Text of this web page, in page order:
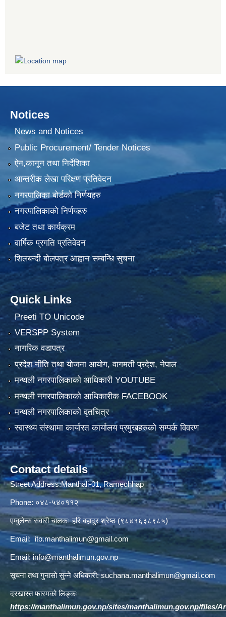
Notices
News and Notices
Public Procurement/ Tender Notices
ऐन,कानून तथा निर्देशिका
आन्तरीक लेखा परिक्षण प्रतिवेदन
नगरपालिका बोर्डको निर्णयहरु
नगरपालिकाको निर्णयहरु
बजेट तथा कार्यक्रम
वार्षिक प्रगति प्रतिवेदन
शिलबन्दी बोलपत्र आह्वान सम्बन्धि सुचना
Quick Links
Preeti TO Unicode
VERSPP System
नागरिक वडापत्र
प्रदेश नीति तथा योजना आयोग, वागमती प्रदेश, नेपाल
मन्थली नगरपालिकाको आधिकारी YOUTUBE
मन्थली नगरपालिकाको आधिकारीक FACEBOOK
मन्थली नगरपालिकाको वृतचित्र
स्वास्थ्य संस्थामा कार्यारत कार्यालय प्रमुखहरुको सम्पर्क विवरण
Contact details
Street Address:Manthali-01, Ramechhap
Phone: ०४८-५४०११२
एम्वुलेन्स सवारी चालकः हरि बहादुर श्रेष्ठ (९८४१६३८९८५)
Email:ito.manthalimun@gmail.com
Email:info@manthalimun.gov.np
सूचना तथा गुनासो सुन्ने अधिकारी:suchana.manthalimun@gmail.com
दरखास्त फारमको लिङ्कः
https://manthalimun.gov.np/sites/manthalimun.gov.np/files/